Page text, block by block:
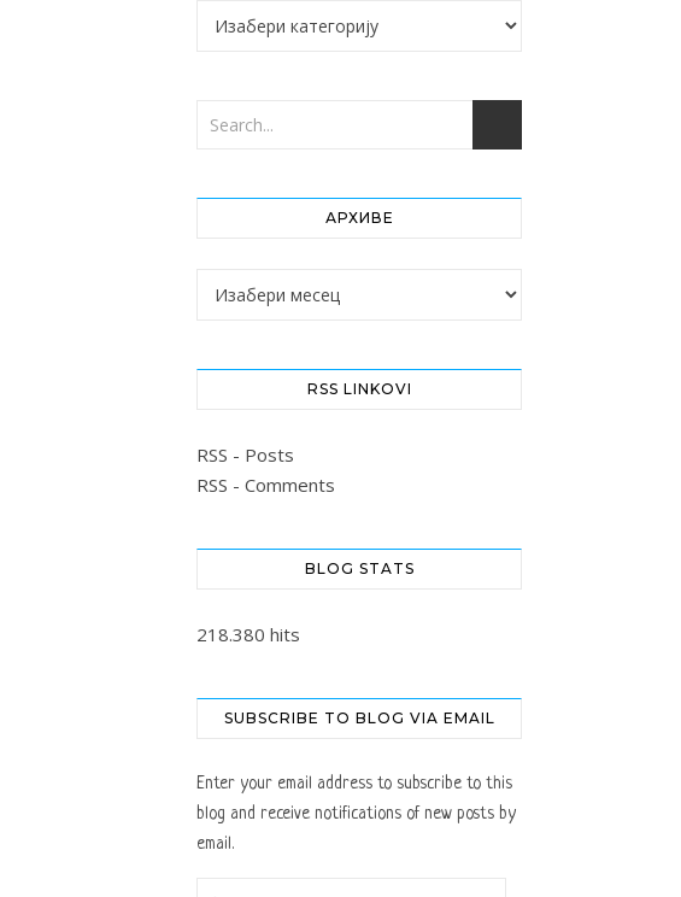
Категорије
АРХИВЕ
Архиве
RSS LINKOVI
RSS - Posts
RSS - Comments
BLOG STATS
218.380 hits
SUBSCRIBE TO BLOG VIA EMAIL
Enter your email address to subscribe to this
blog and receive notifications of new posts by
email.